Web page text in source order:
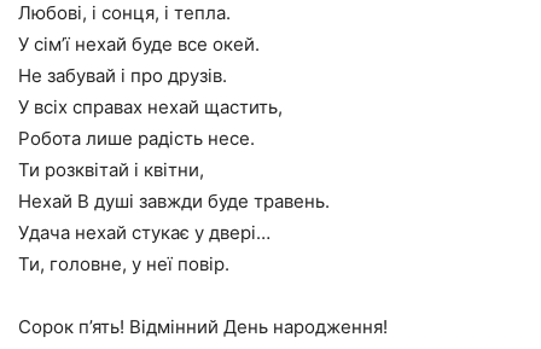
Любові, і сонця, і тепла.
У сім’ї нехай буде все окей.
Не забувай і про друзів.
У всіх справах нехай щастить,
Робота лише радість несе.
Ти розквітай і квітни,
Нехай В душі завжди буде травень.
Удача нехай стукає у двері…
Ти, головне, у неї повір.
Сорок п’ять! Відмінний День народження!